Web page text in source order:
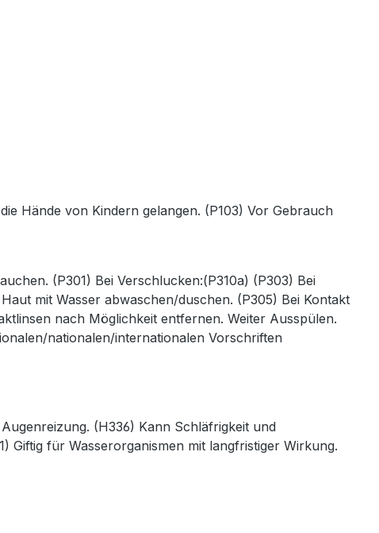
Hände von Kindern gelangen. (P103) Vor Gebrauch
(P301) Bei Verschlucken:(P310a) (P303) Bei
mit Wasser abwaschen/duschen. (P305) Bei Kontakt
nach Möglichkeit entfernen. Weiter Ausspülen.
nationalen/internationalen Vorschriften
(H336) Kann Schläfrigkeit und
Giftig für Wasserorganismen mit langfristiger Wirkung.